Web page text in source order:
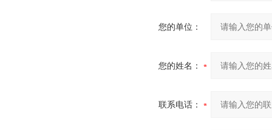
您的单位：
您的姓名：
联系电话：